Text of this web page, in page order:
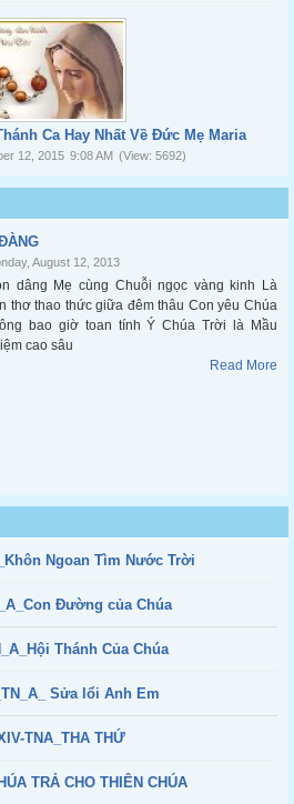
Ca Hay Nhất Về Đức Mẹ Maria
12, 2015 9:08 AM (View: 5692)
August 12, 2013
dâng Mẹ cùng Chuỗi ngọc vàng kinh Là
thơ thao thức giữa đêm thâu Con yêu Chúa
bao giờ toan tính Ý Chúa Trời là Mầu
cao sâu
Read More
Ngoan Tìm Nước Trời
Đường của Chúa
Thánh Của Chúa
Sửa lổi Anh Em
TNA_THA THỨ
TRẢ CHO THIÊN CHÚA